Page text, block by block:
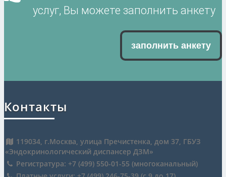
услуг, Вы можете заполнить анкету
заполнить анкету
Контакты
119034, г.Москва, улица Пречистенка, дом 37, ГБУЗ
«Эндокринологический диспансер ДЗМ»
Регистратура: +7 (499) 550-01-55 (многоканальный)